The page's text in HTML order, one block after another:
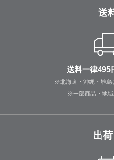
送
送料一律495
※北海道・沖縄・離島
※一部商品・地
出荷